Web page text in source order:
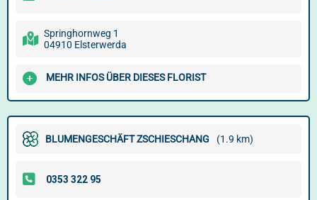
Springhornweg 1
04910 Elsterwerda
MEHR INFOS ÜBER DIESES FLORIST
BLUMENGESCHÄFT ZSCHIESCHANG (1.9 km)